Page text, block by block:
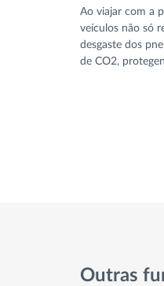
Ao viajar com a
veículos não só
desgaste dos
de CO2,
Outras